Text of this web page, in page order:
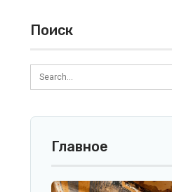
Поиск
Главное